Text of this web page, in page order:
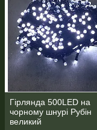
Гірлянда 500LED на
чорному шнурі Рубін
великий